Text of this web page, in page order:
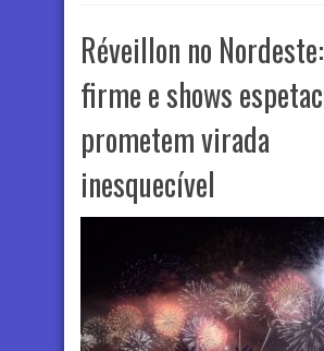
Réveillon no
firme e shows
prometem virada
inesquecível